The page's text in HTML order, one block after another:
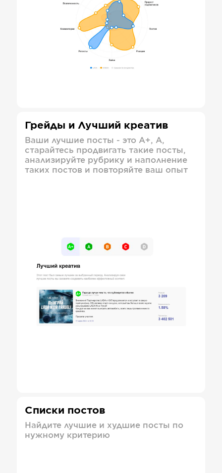
Грейды и Лучший креатив
Ваши лучшие посты - это А+, А,
старайтесь продвигать такие посты,
анализируйте рубрику и наполнение
таких постов и повторяйте ваш опыт
Списки постов
Найдите лучшие и худшие посты по
нужному критерию